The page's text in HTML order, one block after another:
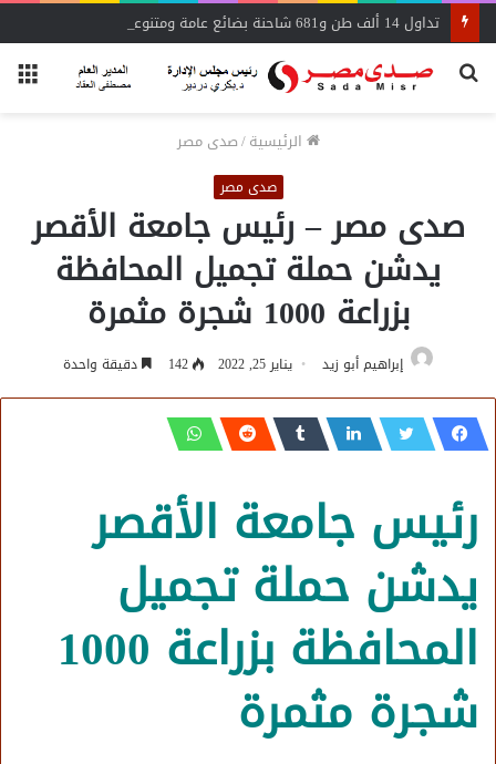
بحث
الرئيسية/صدى مصر
صدى مصر
صدى مصر – رئيس جامعة الأقصر
يدشن حملة تجميل المحافظة
بزراعة 1000 شجرة مثمرة
إبراهيم أبو زيد يناير 25, 2022 142 دقيقة واحدة
رئيس جامعة الأقصر
يدشن حملة تجميل
المحافظة بزراعة 1000
شجرة مثمرة